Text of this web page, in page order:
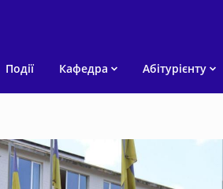
Події Кафедра Абітурієнту